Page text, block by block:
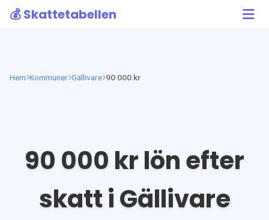
💰 Skattetabellen
Hem Kommuner Gällivare 90 000 kr
90 000 kr lön efter
skatt iGällivare